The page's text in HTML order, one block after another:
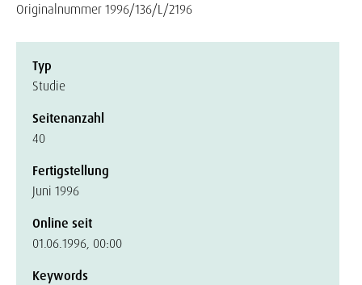
Originalnummer 1996/136/L/2196
Typ
Studie
Seitenanzahl
40
Fertigstellung
Juni 1996
Online seit
01.06.1996, 00:00
Keywords